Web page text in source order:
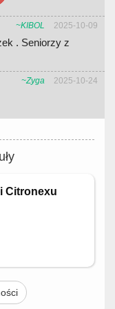
~KIBOL 2025-10-09
. Seniorzy z
~Zyga 2025-10-24
Citronexu